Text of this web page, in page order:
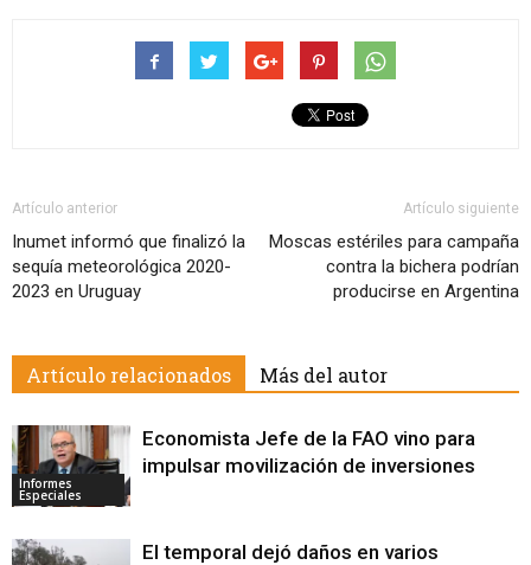
Artículo anterior
Inumet informó que finalizó la
sequía meteorológica 2020-
2023 en Uruguay
Artículo siguiente
Moscas estériles para campaña
contra la bichera podrían
producirse en Argentina
Artículo relacionados Más del autor
Informes
Especiales
Economista Jefe de la FAO vino para
impulsar movilización de inversiones
El temporal dejó daños en varios